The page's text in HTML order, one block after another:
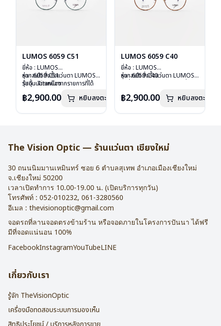
LUMOS 6059 C51
ยี่ห้อ : LUMOS
รุ่น : 6059 C51
วัสดุ : Titanium
บานพับ : ไม่มีสปริง
อุปกรณ์ : กล่องแว่น , ผ้าเช็ดแว่น
หากสนใจสั่งชื้อแว่นตา LUMOS
รุ่นอื่นนอกเหนือจากรายการที่ได้
฿2,900.00 หยิบลงตะกร้า
LUMOS 6059 C40
ยี่ห้อ : LUMOS
รุ่น : 6059 C40
บานพับ : ไม่มีสปริง
อุปกรณ์ : กล่องแว่น , ผ้าเช็ดแว่น
หากสนใจสั่งชื้อแว่นตา LUMOS
฿2,900.00 หยิบลงตะกร้า
The Vision Optic — ร้านแว่นตา เชียงใหม่
30 ถนนนิมมานเหมินทร์ ซอย 6 ตำบลสุเทพ อำเภอเมืองเชียงใหม่
จ.เชียงใหม่ 50200
เวลาเปิดทำการ 10.00-19.00 น. (เปิดบริการทุกวัน)
โทรศัพท์ : 052-010232, 061-3280560
อีเมล : thevisionoptic@gmail.com
จอดรถที่ลานจอดตรงข้ามร้าน หรือจอดภายในโครงการปันนา ได้ฟรี
มีที่จอดแน่นอน 100%
FacebookInstagramYouTubeLINE
เกี่ยวกับเรา
รู้จัก TheVisionOptic
เครื่องมือทดสอบระบบการมองเห็น